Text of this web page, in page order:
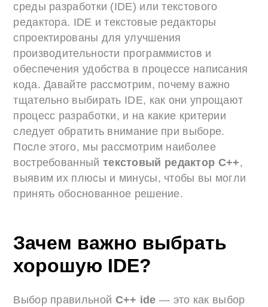
среды разработки (IDE) или текстового
редактора. IDE и текстовые редакторы
спроектированы для улучшения
производительности программистов и
обеспечения удобства в процессе написания
кода. Давайте рассмотрим, почему важно
тщательно выбирать IDE, как они упрощают
процесс разработки, и на какие критерии
следует обратить внимание при выборе.
После этого, мы рассмотрим наиболее
востребованный текстовый редактор C++,
выявим их плюсы и минусы, чтобы вы могли
принять обоснованное решение.
Зачем важно выбрать
хорошую IDE?
Выбор правильной C++ ide — это как выбор